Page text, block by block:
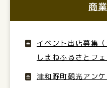
商
イベント出店募集
しまねふるさとフ
津和野町観光アン